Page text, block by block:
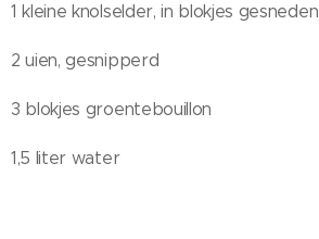
1 kleine knolselder, in blokjes gesneden
2 uien, gesnipperd
3 blokjes groentebouillon
1,5 liter water